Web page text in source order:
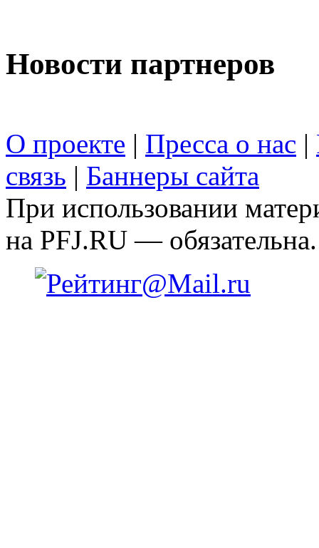
Новости партнеров
О проекте | Пресса о нас |
связь | Баннеры сайта
При использовании
на PFJ.RU — обязательна.